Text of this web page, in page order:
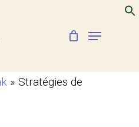
Menu
» Stratégies de